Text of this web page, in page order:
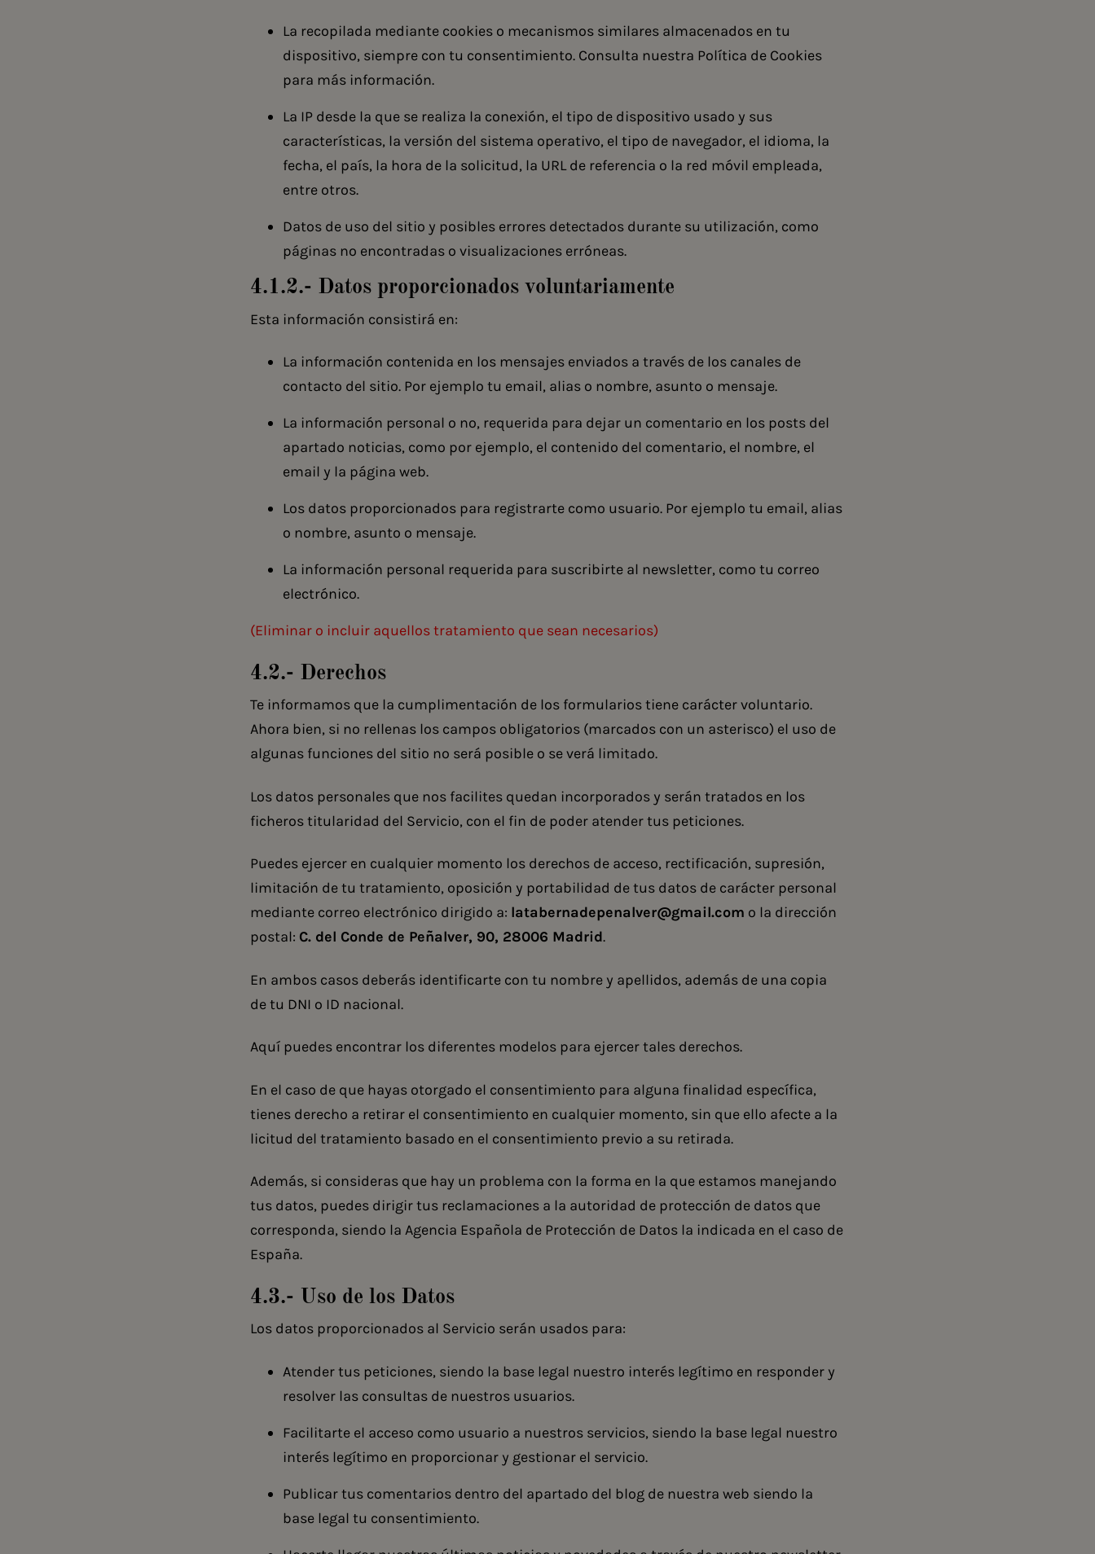
La recopilada mediante cookies o mecanismos similares almacenados en tu
dispositivo, siempre con tu consentimiento. Consulta nuestra Política de Cookies
para más información.
La IP desde la que se realiza la conexión, el tipo de dispositivo usado y sus
características, la versión del sistema operativo, el tipo de navegador, el idioma, la
fecha, el país, la hora de la solicitud, la URL de referencia o la red móvil empleada,
entre otros.
Datos de uso del sitio y posibles errores detectados durante su utilización, como
páginas no encontradas o visualizaciones erróneas.
4.1.2.- Datos proporcionados voluntariamente
Esta información consistirá en:
La información contenida en los mensajes enviados a través de los canales de
contacto del sitio. Por ejemplo tu email, alias o nombre, asunto o mensaje.
La información personal o no, requerida para dejar un comentario en los posts del
apartado noticias, como por ejemplo, el contenido del comentario, el nombre, el
email y la página web.
Los datos proporcionados para registrarte como usuario. Por ejemplo tu email, alias
o nombre, asunto o mensaje.
La información personal requerida para suscribirte al newsletter, como tu correo
electrónico.
(Eliminar o incluir aquellos tratamiento que sean necesarios)
4.2.- Derechos
Te informamos que la cumplimentación de los formularios tiene carácter voluntario.
Ahora bien, si no rellenas los campos obligatorios (marcados con un asterisco) el uso de
algunas funciones del sitio no será posible o se verá limitado.
Los datos personales que nos facilites quedan incorporados y serán tratados en los
ficheros titularidad del Servicio, con el fin de poder atender tus peticiones.
Puedes ejercer en cualquier momento los derechos de acceso, rectificación, supresión,
limitación de tu tratamiento, oposición y portabilidad de tus datos de carácter personal
mediante correo electrónico dirigido a: latabernadepenalver@gmail.com o la dirección
postal: C. del Conde de Peñalver, 90, 28006 Madrid.
En ambos casos deberás identificarte con tu nombre y apellidos, además de una copia
de tu DNI o ID nacional.
Aquí puedes encontrar los diferentes modelos para ejercer tales derechos.
En el caso de que hayas otorgado el consentimiento para alguna finalidad específica,
tienes derecho a retirar el consentimiento en cualquier momento, sin que ello afecte a la
licitud del tratamiento basado en el consentimiento previo a su retirada.
Además, si consideras que hay un problema con la forma en la que estamos manejando
tus datos, puedes dirigir tus reclamaciones a la autoridad de protección de datos que
corresponda, siendo la Agencia Española de Protección de Datos la indicada en el caso de
España.
4.3.- Uso de los Datos
Los datos proporcionados al Servicio serán usados para:
Atender tus peticiones, siendo la base legal nuestro interés legítimo en responder y
resolver las consultas de nuestros usuarios.
Facilitarte el acceso como usuario a nuestros servicios, siendo la base legal nuestro
interés legítimo en proporcionar y gestionar el servicio.
Publicar tus comentarios dentro del apartado del blog de nuestra web siendo la
base legal tu consentimiento.